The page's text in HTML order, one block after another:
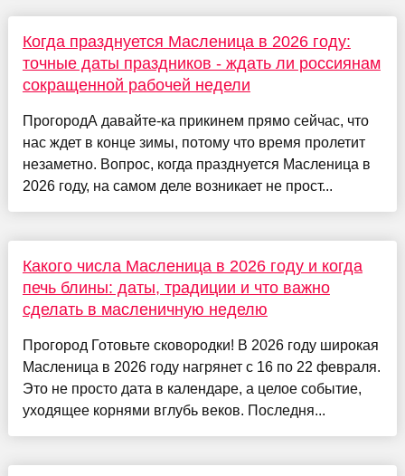
Когда празднуется Масленица в 2026 году:
точные даты праздников - ждать ли россиянам
сокращенной рабочей недели
ПрогородА давайте-ка прикинем прямо сейчас, что
нас ждет в конце зимы, потому что время пролетит
незаметно. Вопрос, когда празднуется Масленица в
2026 году, на самом деле возникает не прост...
Какого числа Масленица в 2026 году и когда
печь блины: даты, традиции и что важно
сделать в масленичную неделю
Прогород Готовьте сковородки! В 2026 году широкая
Масленица в 2026 году нагрянет с 16 по 22 февраля.
Это не просто дата в календаре, а целое событие,
уходящее корнями вглубь веков. Последня...